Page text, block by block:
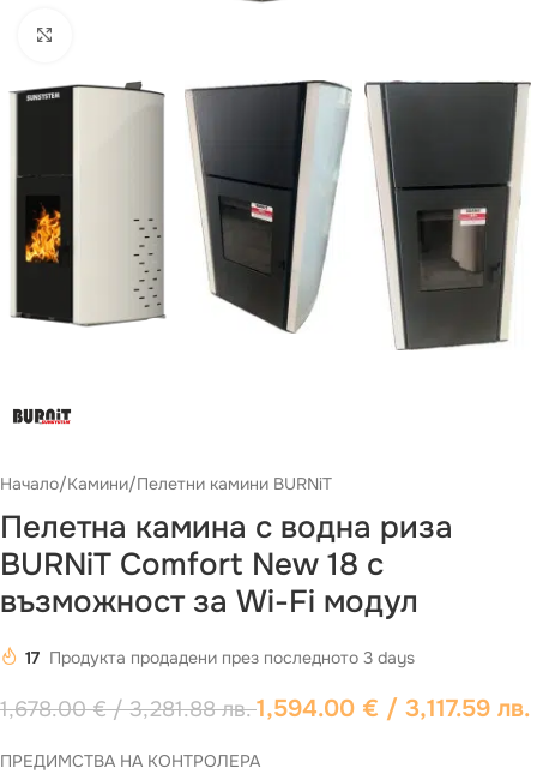
Начало/Камини/Пелетни камини BURNiT
Пелетнa каминa с водна риза
BURNiT Comfort New 18 с
възможност за Wi-Fi модул
17 Продукта продадени през последното 3 days
1,678.00€/ 3,281.88 лв.1,594.00 € / 3,117.59 лв.
ПРЕДИМСТВА НА КОНТРОЛЕРА